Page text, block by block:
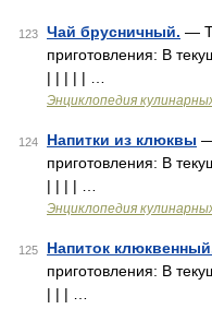
123 Чай брусничный. —
приготовления: В
| | | | | …
Энциклопедия
124 Напитки из клюквы
приготовления: В
| | | | …
Энциклопедия
125 Напиток
приготовления: В
| | | …